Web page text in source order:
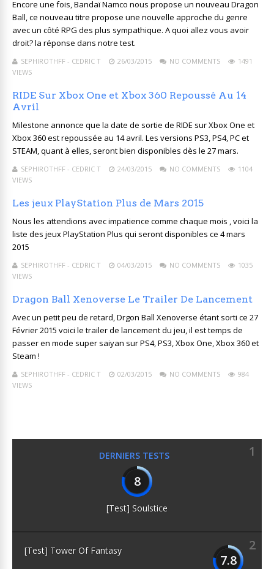
Encore une fois, Bandaï Namco nous propose un nouveau Dragon
Ball, ce nouveau titre propose une nouvelle approche du genre
avec un côté RPG des plus sympathique. A quoi allez vous avoir
droit? la réponse dans notre test.
SEPHIROTHFF - CEDRIC T 26/03/2015 NO COMMENTS
1491
VIEWS
RIDE Sur Xbox One et Xbox 360 Repoussé Au 14
Avril
Milestone annonce que la date de sortie de RIDE sur Xbox One et
Xbox 360 est repoussée au 14 avril. Les versions PS3, PS4, PC et
STEAM, quant à elles, seront bien disponibles dès le 27 mars.
SEPHIROTHFF - CEDRIC T 24/03/2015 NO COMMENTS
1104
VIEWS
Les jeux PlayStation Plus de Mars 2015
Nous les attendions avec impatience comme chaque mois , voici la
liste des jeux PlayStation Plus qui seront disponibles ce 4 mars
2015
SEPHIROTHFF - CEDRIC T 04/03/2015 NO COMMENTS
1035
VIEWS
Dragon Ball Xenoverse Le Trailer De Lancement
Avec un petit peu de retard, Drgon Ball Xenoverse étant sorti ce 27
Février 2015 voici le trailer de lancement du jeu, il est temps de
passer en mode super saiyan sur PS4, PS3, Xbox One, Xbox 360 et
Steam !
SEPHIROTHFF - CEDRIC T 02/03/2015 NO COMMENTS
984
VIEWS
DERNIERS TESTS
1
8
[Test] Soulstice
2
7.8
[Test] Tower Of Fantasy